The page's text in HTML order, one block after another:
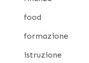
food
formazione
istruzione